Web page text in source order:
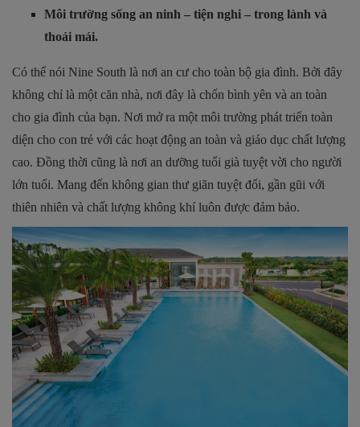
Môi trường sống an ninh – tiện nghi – trong lành và
thoải mái.
Có thể nói Nine South là nơi an cư cho toàn bộ gia đình. Bởi đây
không chỉ là một căn nhà, nơi đây là chốn bình yên và an toàn
cho gia đình của bạn. Nơi mở ra một môi trường phát triển toàn
diện cho con trẻ với các hoạt động an toàn và giáo dục chất lượng
cao. Đồng thời cũng là nơi an dưỡng tuổi già tuyệt vời cho người
lớn tuổi. Mang đến không gian thư giãn tuyệt đối, gần gũi với
thiên nhiên và chất lượng không khí luôn được đảm bảo.